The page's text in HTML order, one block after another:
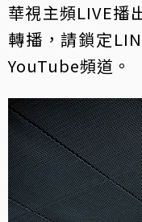
華視主頻LIVE播
轉播，請鎖定
YouTube頻道。